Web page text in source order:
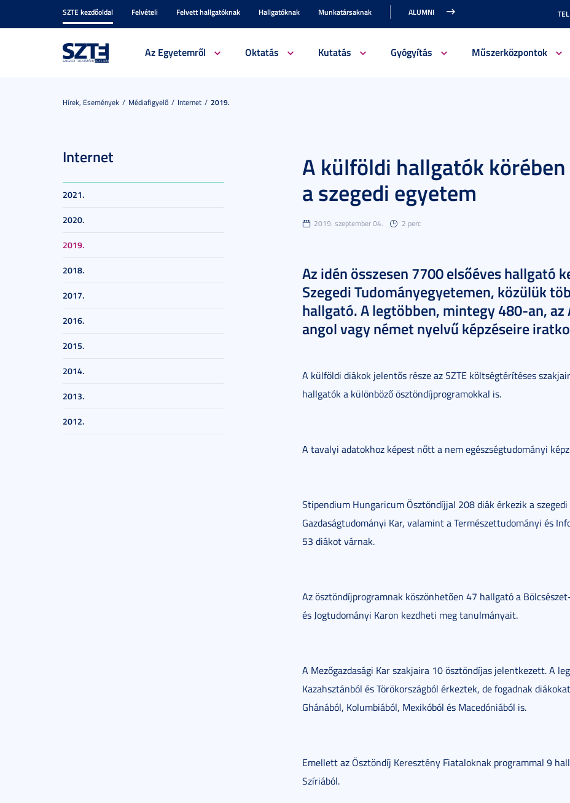
SZTE kezdőoldal Felvételi Felvett hallgatóknak Hallgatóknak Munkatársaknak ALUMNI
Az Egyetemről Oktatás Kutatás Gyógyítás Műszerközpontok
Hírek, Események Médiafigyelő Internet 2019.
Internet
2021.
2020.
2019.
2018.
2017.
2016.
2015.
2014.
2013.
2012.
A külföldi hallgatók
a szegedi egyetem
2019. szeptember 04. 2 perc
Az idén összesen 7700 elsőéves hallgató
Szegedi Tudományegyetemen, közülük
hallgató. A legtöbben, mintegy 480-an,
angol vagy német nyelvű képzéseire
A külföldi diákok jelentős része az SZTE költségtérítéses
hallgatók a különböző ösztöndíjprogramokkal is.
A tavalyi adatokhoz képest nőtt a nem egészségtudományi
Stipendium Hungaricum Ösztöndíjjal 208 diák érkezik a
Gazdaságtudományi Kar, valamint a Természettudományi és
53 diákot várnak.
Az ösztöndíjprogramnak köszönhetően 47 hallgató a
és Jogtudományi Karon kezdheti meg tanulmányait.
A Mezőgazdasági Kar szakjaira 10 ösztöndíjas jelentkezett. A
Kazahsztánból és Törökországból érkeztek, de fogadnak
Ghánából, Kolumbiából, Mexikóból és Macedóniából is.
Emellett az Ösztöndíj Keresztény Fiataloknak programmal 9
Szíriából.